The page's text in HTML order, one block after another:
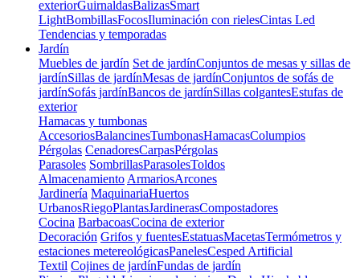
exteriorGuirnaldasBalizasSmart
LightBombillasFocosIluminación con rielesCintas Led
Tendencias y temporadas
Jardín
Muebles de jardín Set de jardínConjuntos de mesas y sillas de
jardínSillas de jardínMesas de jardínConjuntos de sofás de
jardínSofás jardínBancos de jardínSillas colgantesEstufas de
exterior
Hamacas y tumbonas
AccesoriosBalancinesTumbonasHamacasColumpios
Pérgolas CenadoresCarpasPérgolas
Parasoles SombrillasParasolesToldos
Almacenamiento ArmariosArcones
Jardinería MaquinariaHuertos
UrbanosRiegoPlantasJardinerasCompostadores
Cocina BarbacoasCocina de exterior
Decoración Grifos y fuentesEstatuasMacetasTermómetros y
estaciones metereológicasPanelesCesped Artificial
Textil Cojines de jardínFundas de jardín